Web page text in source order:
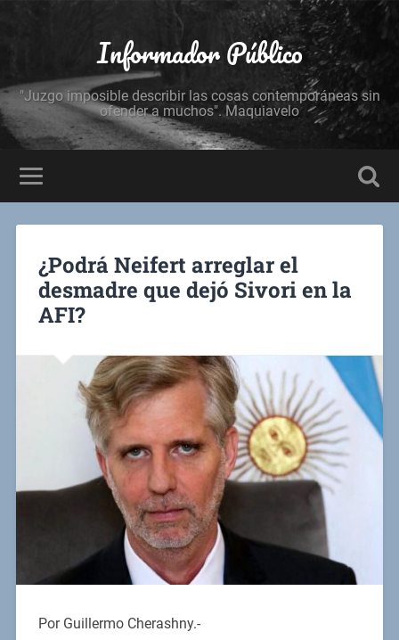
Informador Público
"Juzgo imposible describir las cosas contemporáneas sin
ofender a muchos". Maquiavelo
¿Podrá Neifert arreglar el
desmadre que dejó Sivori en la
AFI?
Por Guillermo Cherashny.-